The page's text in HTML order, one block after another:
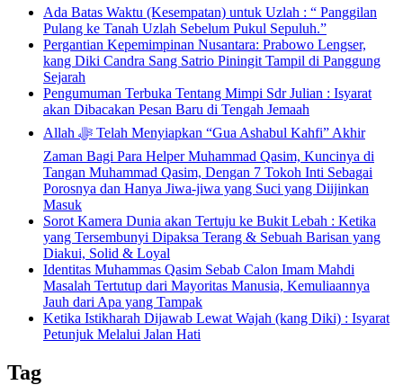
Ada Batas Waktu (Kesempatan) untuk Uzlah : “ Panggilan
Pulang ke Tanah Uzlah Sebelum Pukul Sepuluh.”
Pergantian Kepemimpinan Nusantara: Prabowo Lengser,
kang Diki Candra Sang Satrio Piningit Tampil di Panggung
Sejarah
Pengumuman Terbuka Tentang Mimpi Sdr Julian : Isyarat
akan Dibacakan Pesan Baru di Tengah Jemaah
Allah ﷻ Telah Menyiapkan “Gua Ashabul Kahfi” Akhir
Zaman Bagi Para Helper Muhammad Qasim, Kuncinya di
Tangan Muhammad Qasim, Dengan 7 Tokoh Inti Sebagai
Porosnya dan Hanya Jiwa-jiwa yang Suci yang Diijinkan
Masuk
Sorot Kamera Dunia akan Tertuju ke Bukit Lebah : Ketika
yang Tersembunyi Dipaksa Terang & Sebuah Barisan yang
Diakui, Solid & Loyal
Identitas Muhammas Qasim Sebab Calon Imam Mahdi
Masalah Tertutup dari Mayoritas Manusia, Kemuliaannya
Jauh dari Apa yang Tampak
Ketika Istikharah Dijawab Lewat Wajah (kang Diki) : Isyarat
Petunjuk Melalui Jalan Hati
Tag